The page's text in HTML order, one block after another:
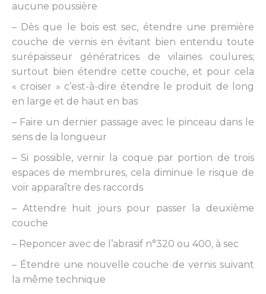
aucune poussière
– Dès que le bois est sec, étendre une première
couche de vernis en évitant bien entendu toute
surépaisseur génératrices de vilaines coulures;
surtout bien étendre cette couche, et pour cela
« croiser » c’est-à-dire étendre le produit de long
en large et de haut en bas
– Faire un dernier passage avec le pinceau dans le
sens de la longueur
– Si possible, vernir la coque par portion de trois
espaces de membrures, cela diminue le risque de
voir apparaître des raccords
– Attendre huit jours pour passer la deuxième
couche
– Reponcer avec de l’abrasif n°320 ou 400, à sec
– Étendre une nouvelle couche de vernis suivant
la même technique